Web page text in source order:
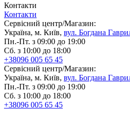
Контакти
Контакти
Сервісний центр/Магазин:
Україна, м. Київ, вул. Богдана
Пн.-Пт. з 09:00 до 19:00
Сб. з 10:00 до 18:00
+38096 005 65 45
Сервісний центр/Магазин:
Україна, м. Київ, вул. Богдана
Пн.-Пт. з 09:00 до 19:00
Сб. з 10:00 до 18:00
+38096 005 65 45